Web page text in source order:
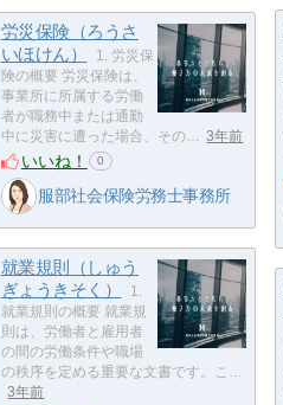
労災保険（ろうさ
いほけん）
1. 労災保
険の概要 労災保険は、
事業所に所属する労働
者が職務中または通勤
中に災害に遭った場合、その… 3年前
いいね！ 0
服部社会保険労務士事務所
就業規則（しゅう
ぎょうきそく）
1.
就業規則の概要 就業規
則は、労働者と雇用者
の間の労働条件や職場
の秩序を定める重要な文書です。こ…
3年前